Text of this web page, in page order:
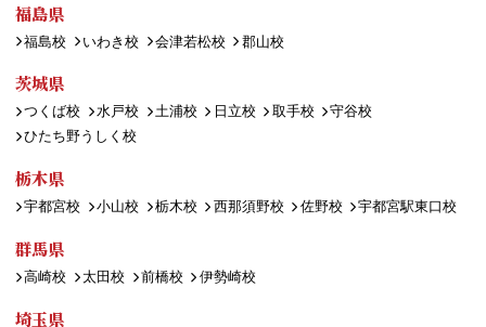
福島県
福島校 いわき校 会津若松校 郡山校
茨城県
つくば校 水戸校 土浦校 日立校 取手校
守谷校
ひたち野うしく校
栃木県
宇都宮校 小山校 栃木校 西那須野校 佐野校 宇都宮駅東口校
群馬県
高崎校 太田校 前橋校 伊勢崎校
埼玉県